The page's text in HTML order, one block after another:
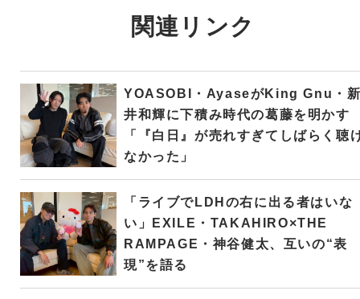
関連リンク
YOASOBI・AyaseがKing Gnu・
井和輝に下積み時代の葛藤を明かす
「『白日』が売れすぎてしばらく聴
なかった」
「ライブでLDHの右に出る者はいな
い」EXILE・TAKAHIRO×THE
RAMPAGE・神谷健太、互いの“表
現”を語る